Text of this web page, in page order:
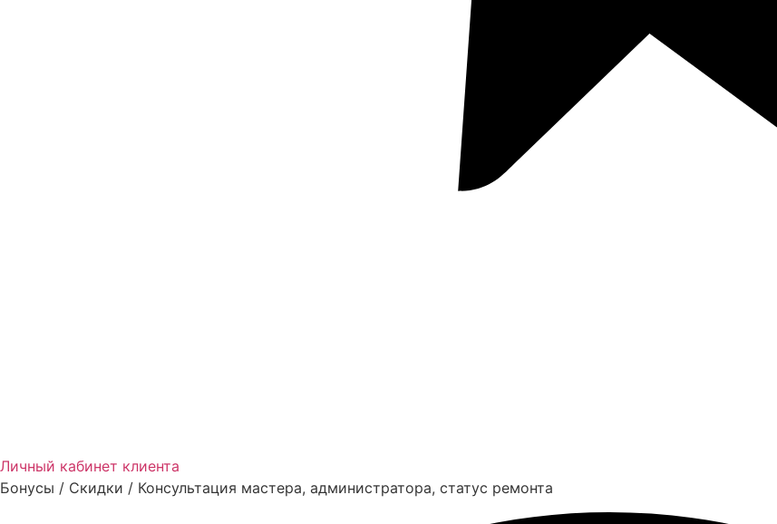
Личный кабинет клиента
Бонусы / Скидки / Консультация мастера, администратора, статус ремонта